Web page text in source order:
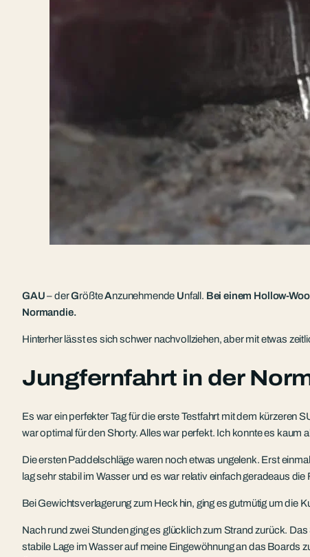
GAU– derGrößteAnzunehmende Unfall. Bei einem Hollow-
Normandie.
Hinterher lässt es sich schwer nachvollziehen, aber mit etwas
Jungfernfahrt in der
Es war ein perfekter Tag für die erste Testfahrt mit dem kürzeren
war optimal für den Shorty. Alles war perfekt. Ich konnte es kaum
Die ersten Paddelschläge waren noch etwas ungelenk. Erst
lag sehr stabil im Wasser und es war relativ einfach geradeaus
Bei Gewichtsverlagerung zum Heck hin, ging es gutmütig um die
Nach rund zwei Stunden ging es glücklich zum Strand zurück.
stabile Lage im Wasser auf meine Eingewöhnung an das Boards